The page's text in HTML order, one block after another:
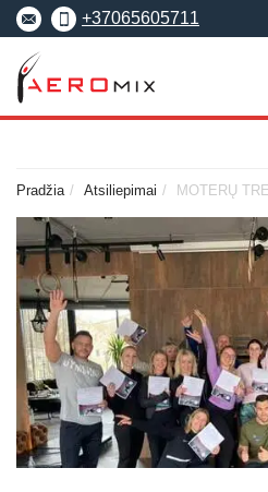
+37065605711
Apie Aeromix
Europos fitneso mokykla
EREPS
Anatomy Trains
Fascia Movement
Dėstytojai
Seminarai
Anatomy
Fascia
Pradžia Atsiliepimai MOTERŲ